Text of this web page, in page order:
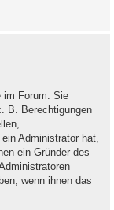
im Forum. Sie
B. Berechtigungen
Administrator hat,
ein Gründer des
wenn ihnen das